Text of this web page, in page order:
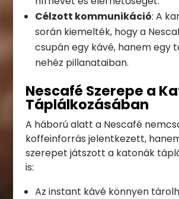
Célzott kommunikáció: A
során kiemelték, hogy a
csupán egy kávé, hanem egy
nehéz pillanataiban.
Nescafé Szerepe a
Táplálkozásában
A háború alatt a Nescafé
koffeinforrás jelentkezett,
szerepet játszott a katonák
is:
Az instant kávé könnyen